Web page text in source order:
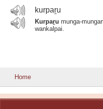
kurpaṟu
Kurpaṟu munga-
wankalpai.
Home